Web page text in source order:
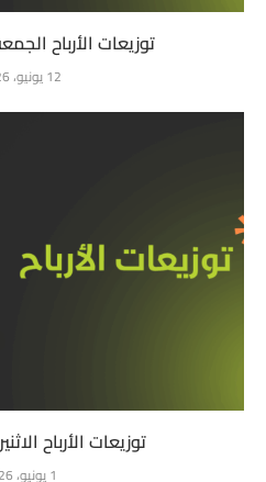
توزيعات الأرباح الجمعه 12 يونيو
12 يونيو، 2026
توزيعات الأرباح الاثنين 1 يونيو
1 يونيو، 2026